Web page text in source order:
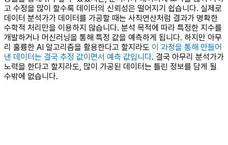
고 수정을 많이 할수록 데이터의 신뢰성은 떨어지기 쉽습니다. 실제로
데이터 분석가가 데이터를 가공할 때는 사칙연산처럼 결과가 명확한
수학적 처리만을 이용하지 않습니다. 분석 목적에 따라 특정한 지수를
개발하거나 머신러닝을 통해 특정 값을 예측하게 됩니다. 하지만 아무
리 훌륭한 AI 알고리즘을 활용한다고 할지라도 이 과정을 통해 만들어
낸 데이터는 결국 추정 값이면서 예측 값입니다. 결국 아무리 분석가가
노력을 한다고 할지라도, 많이 가공된 데이터는 틀린 정보를 담게 될
수밖에 없습니다.